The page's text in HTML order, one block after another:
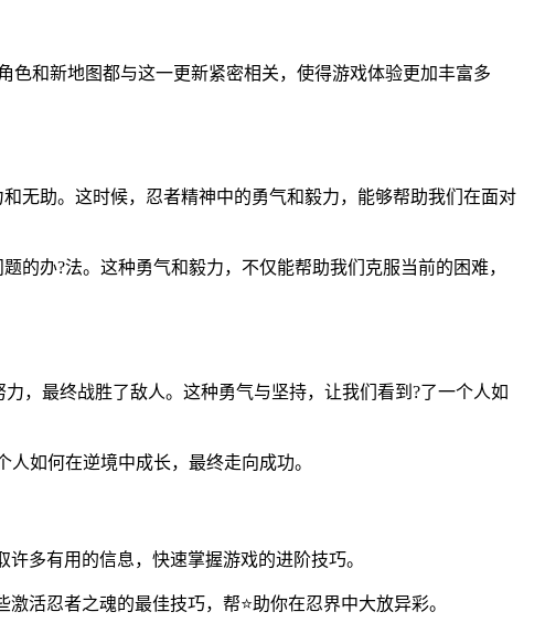
色和新地图都与这一更新紧密相关，使得游戏体验更加丰富多
无助。这时候，忍者精神中的勇气和毅力，能够帮助我们在面对
的办?法。这种勇气和毅力，不仅能帮助我们克服当前的困难，
，最终战胜了敌人。这种勇气与坚持，让我们看到?了一个人如
如何在逆境中成长，最终走向成功。
多有用的信息，快速掌握游戏的进阶技巧。
活忍者之魂的最佳技巧，帮⭐助你在忍界中大放异彩。